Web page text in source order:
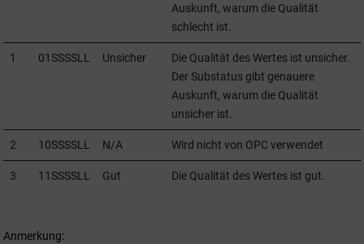
Auskunft, warum die Qualität
schlecht ist.
1 01SSSSLL Unsicher
Die Qualität des Wertes ist unsicher.
Der Substatus gibt genauere
Auskunft, warum die Qualität
unsicher ist.
2 10SSSSLL N/A Wird nicht von OPC verwendet
3 11SSSSLL Gut Die Qualität des Wertes ist gut.
Anmerkung: